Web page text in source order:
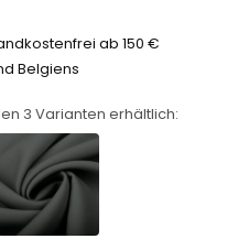
ab 150 €
Belgiens
3 Varianten erhältlich: